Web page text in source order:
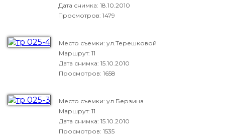
Дата снимка: 18.10.2010
Просмотров: 1479
Место съемки: ул.Терешковой
Маршрут: 11
Дата снимка: 15.10.2010
Просмотров: 1658
Место съемки: ул.Берзина
Маршрут: 11
Дата снимка: 15.10.2010
Просмотров: 1535